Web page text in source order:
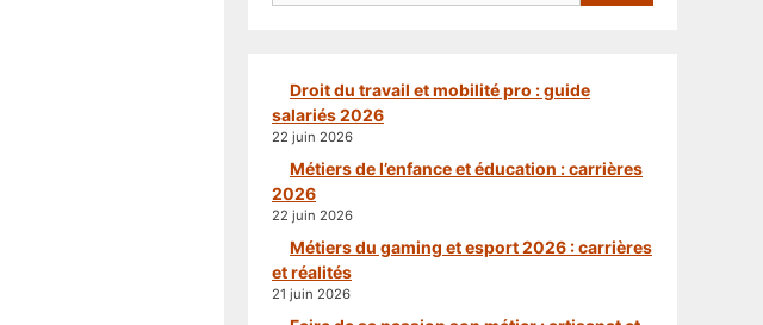
Droit du travail et mobilité pro : guide
salariés 2026
22 juin 2026
Métiers de l’enfance et éducation : carrières
2026
22 juin 2026
Métiers du gaming et esport 2026 : carrières
et réalités
21 juin 2026